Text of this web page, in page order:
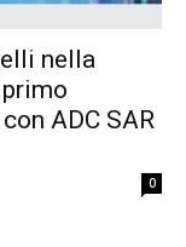
nella
ADC SAR
0